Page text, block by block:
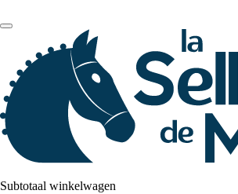
Subtotaal winkelwagen